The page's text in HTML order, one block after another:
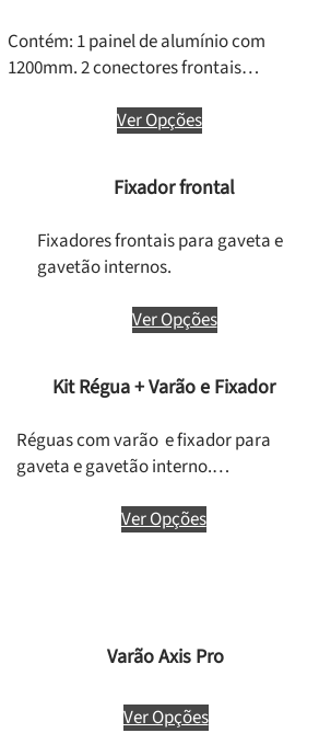
Contém: 1 painel de alumínio com
1200mm. 2 conectores frontais…
Ver Opções
Fixador frontal
Fixadores frontais para gaveta e
gavetão internos.
Ver Opções
Kit Régua + Varão e Fixador
Réguas com varão e fixador para
gaveta e gavetão interno.…
Ver Opções
Varão Axis Pro
Ver Opções